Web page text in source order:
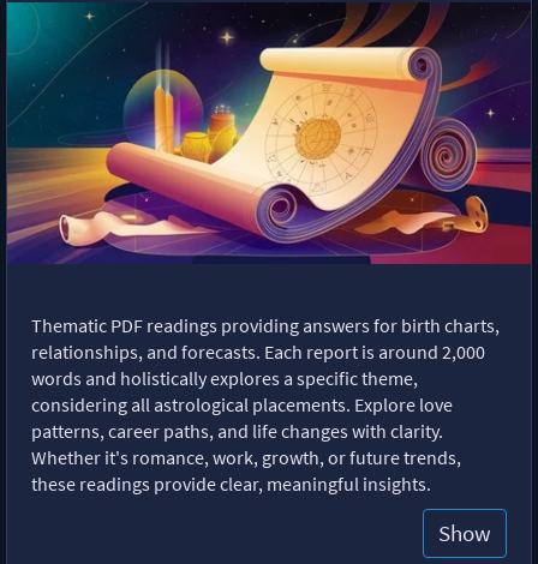
Thematic PDF readings providing answers for birth charts,
relationships, and forecasts. Each report is around 2,000
words and holistically explores a specific theme,
considering all astrological placements. Explore love
patterns, career paths, and life changes with clarity.
Whether it's romance, work, growth, or future trends,
these readings provide clear, meaningful insights.
Show